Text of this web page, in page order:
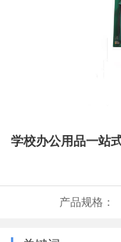
学校办公用品一站
产品规格：